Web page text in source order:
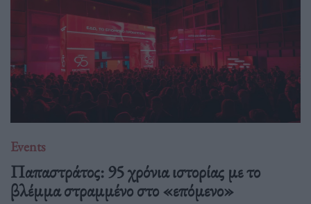
Events
Παπαστράτος: 95 χρόνια ιστορίας με το
βλέμμα στραμμένο στο «επόμενο»